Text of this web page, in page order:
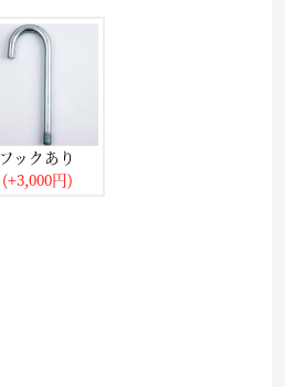
フックあり
(+3,000円)